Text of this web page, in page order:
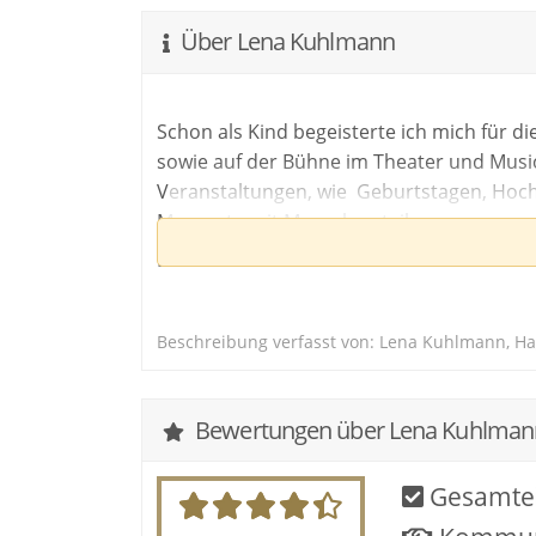
Weitere
in der
Über Lena Kuhlmann
Schon als Kind begeisterte ich mich für
sowie auf der Bühne im Theater und
Veranstaltungen, wie Geburtstagen,
Momente mit Menschen teilen.
Mein Repertoire umfasst eine vielfältige
Ich möchte die Menschen berühren und
Beschreibung verfasst von: Lena Kuhlmann,
Bewertungen über Lena